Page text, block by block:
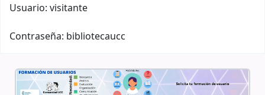
Usuario: visitante
Contraseña: bibliotecaucc